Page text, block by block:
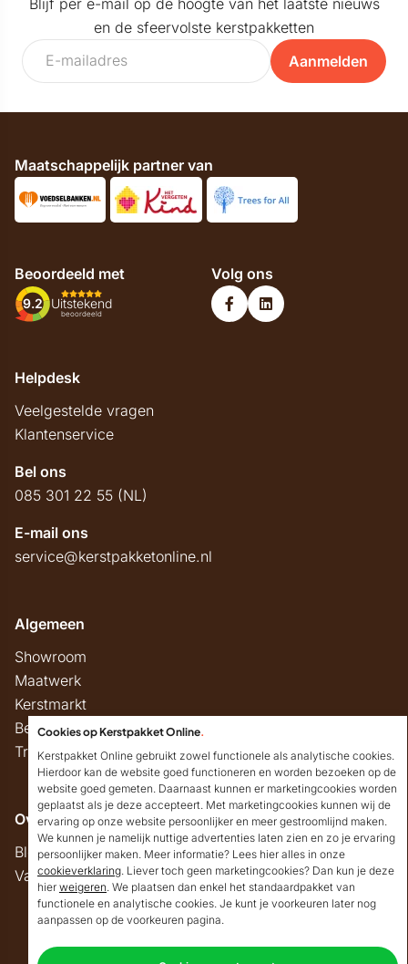
Blijf per e-mail op de hoogte van het laatste nieuws
en de sfeervolste kerstpakketten
Aanmelden
Maatschappelijk partner van
Beoordeeld met
9.2 Uitstekend
beoordeeld
Volg ons
Helpdesk
Veelgestelde vragen
Klantenservice
Bel ons
085 301 22 55 (NL)
E-mail ons
service@kerstpakketonline.nl
Algemeen
Showroom
Maatwerk
Kerstmarkt
Belastingregels
Track & Trace
Overig
Blog
Vacatures
Copyright © 2026 Kerstpakket Online
Goedendag!
Mocht ik je ergens mee
kunnen helpen, dan
verneem ik dat graag.
Cookies op Kerstpakket Online.
Kerstpakket Online gebruikt zowel functionele als analytische cookies.
Hierdoor kan de website goed functioneren en worden bezoeken op de
website goed gemeten. Daarnaast kunnen er marketingcookies worden
geplaatst als je deze accepteert. Met marketingcookies kunnen wij de
ervaring op onze website persoonlijker en meer gestroomlijnd maken.
We kunnen je namelijk nuttige advertenties laten zien en zo je ervaring
persoonlijker maken. Meer informatie? Lees hier alles in onze
cookieverklaring. Liever toch geen marketingcookies? Dan kun je deze
hier weigeren. We plaatsen dan enkel het standaardpakket van
functionele en analytische cookies. Je kunt je voorkeuren later nog
aanpassen op de voorkeuren pagina.